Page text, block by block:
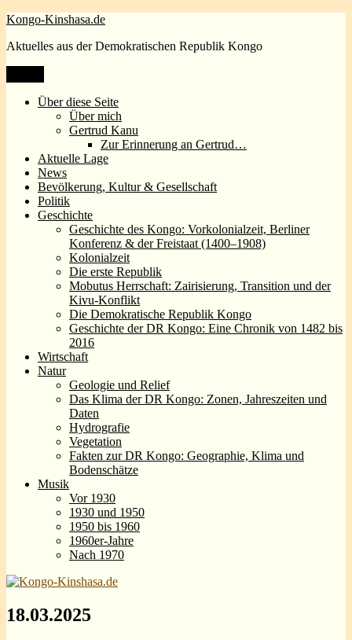
Zum
springen
Kongo-Kinshasa.de
Aktuelles aus der Demokratischen Republik Kongo
Über diese Seite
Über mich
Gertrud Kanu
Zur Erinnerung an Gertrud…
Aktuelle Lage
News
Bevölkerung, Kultur & Gesellschaft
Politik
Geschichte
Geschichte des Kongo: Vorkolonialzeit, Berliner
Konferenz & der Freistaat (1400–1908)
Kolonialzeit
Die erste Republik
Mobutus Herrschaft: Zairisierung, Transition und der
Kivu-Konflikt
Die Demokratische Republik Kongo
Geschichte der DR Kongo: Eine Chronik von 1482 bis
2016
Wirtschaft
Natur
Geologie und Relief
Das Klima der DR Kongo: Zonen, Jahreszeiten und
Daten
Hydrografie
Vegetation
Fakten zur DR Kongo: Geographie, Klima und
Bodenschätze
Musik
Vor 1930
1930 und 1950
1950 bis 1960
1960er-Jahre
Nach 1970
18.03.2025